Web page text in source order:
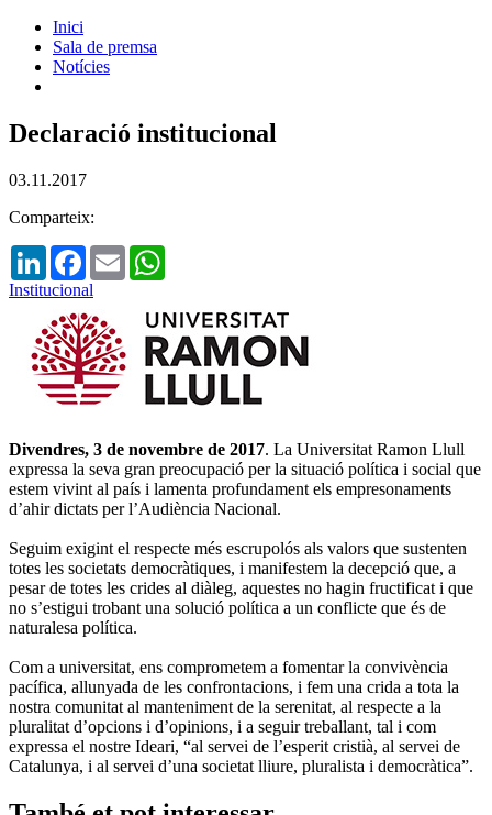
Inici
Sala de premsa
Notícies
Declaració institucional
03.11.2017
Comparteix:
LinkedInFacebook
Email
Institucional
Divendres, 3 de novembre de 2017. La Universitat Ramon Llull
expressa la seva gran preocupació per la situació política i social que
estem vivint al país i lamenta profundament els empresonaments
d’ahir dictats per l’Audiència Nacional.
Seguim exigint el respecte més escrupolós als valors que sustenten
totes les societats democràtiques, i manifestem la decepció que, a
pesar de totes les crides al diàleg, aquestes no hagin fructificat i que
no s’estigui trobant una solució política a un conflicte que és de
naturalesa política.
Com a universitat, ens comprometem a fomentar la convivència
pacífica, allunyada de les confrontacions, i fem una crida a tota la
nostra comunitat al manteniment de la serenitat, al respecte a la
pluralitat d’opcions i d’opinions, i a seguir treballant, tal i com
expressa el nostre Ideari, “al servei de l’esperit cristià, al servei de
Catalunya, i al servei d’una societat lliure, pluralista i democràtica”.